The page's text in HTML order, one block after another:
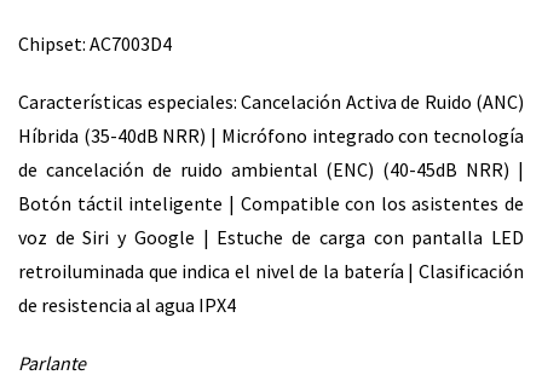
Chipset: AC7003D4
Características especiales: Cancelación Activa de Ruido (ANC)
Híbrida (35-40dB NRR) | Micrófono integrado con tecnología
de cancelación de ruido ambiental (ENC) (40-45dB NRR) |
Botón táctil inteligente | Compatible con los asistentes de
voz de Siri y Google | Estuche de carga con pantalla LED
retroiluminada que indica el nivel de la batería | Clasificación
de resistencia al agua IPX4
Parlante